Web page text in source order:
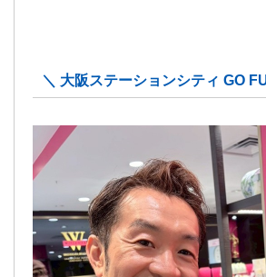
＼ 大阪ステーションシティ GO